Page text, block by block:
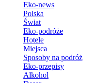
Eko-news
Polska
Świat
Eko-podróże
Hotele
Miejsca
Sposoby na podróż
Eko-przepisy
Alkohol